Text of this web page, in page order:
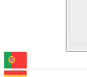
Converta suas
Troque uma